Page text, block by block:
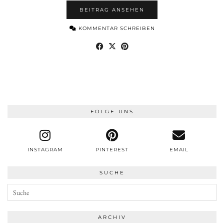
BEITRAG ANSEHEN
KOMMENTAR SCHREIBEN
FOLGE UNS
INSTAGRAM PINTEREST EMAIL
SUCHE
ARCHIV